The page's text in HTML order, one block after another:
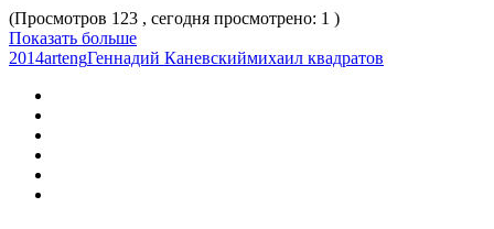
(Просмотров 123 , сегодня просмотрено: 1 )
Показать больше
2014artengГеннадий Каневскиймихаил квадратов